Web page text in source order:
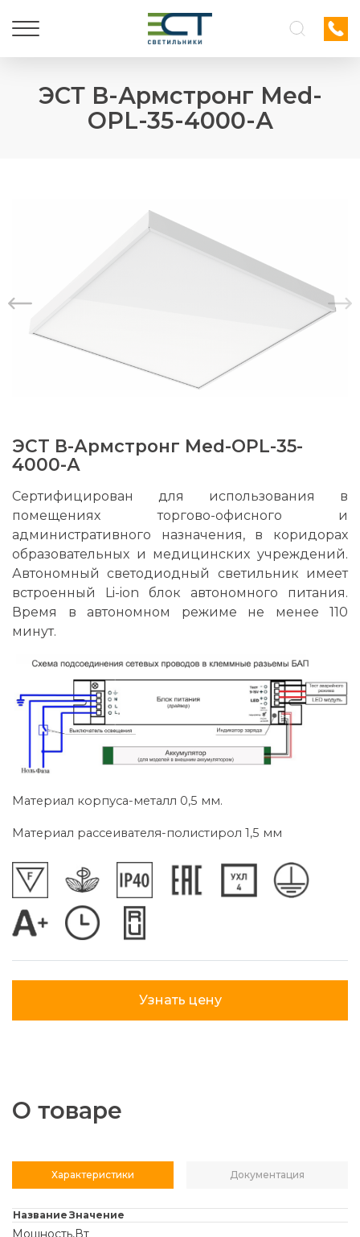
ЭСТ В-Армстронг Med-
OPL-35-4000-А
ЭСТ В-Армстронг Med-OPL-35-
4000-А
Cертифицирован для использования в
помещениях торгово-офисного и
административного назначения, в коридорах
образовательных и медицинских учреждений.
Автономный светодиодный светильник имеет
встроенный Li-ion блок автономного питания.
Время в автономном режиме не менее 110
минут.
Материал корпуса-металл 0,5 мм.
Материал рассеивателя-полистирол 1,5 мм
Узнать цену
О товаре
Характеристики Документация
Название Значение
Мощность,Вт